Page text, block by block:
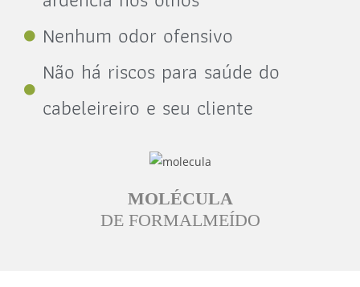
Nenhum odor ofensivo
Não há riscos para saúde do
cabeleireiro e seu cliente
MOLÉCULA
DE FORMALMEÍDO